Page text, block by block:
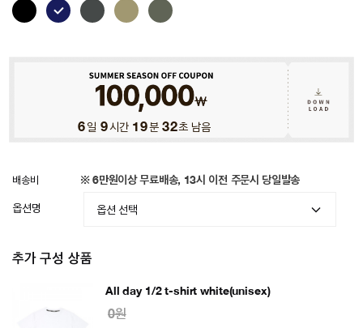
6일 9시간 19분 29초 남음
배송비 ※ 6만원이상 무료배송, 13시 이전 주문시 당일발송
옵션명
추가 구성 상품
All day 1/2 t-shirt white(unisex)
0원